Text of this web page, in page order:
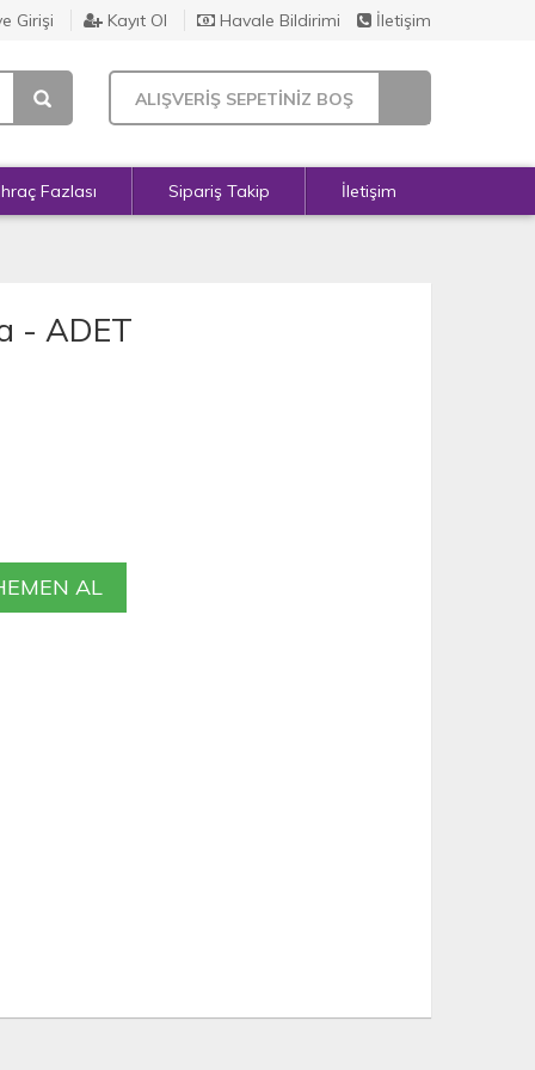
Girişi Kayıt Ol Havale Bildirimi İletişim
ALIŞVERİŞ SEPETİNİZ BOŞ
Fazlası Sipariş Takip İletişim
- ADET
AL